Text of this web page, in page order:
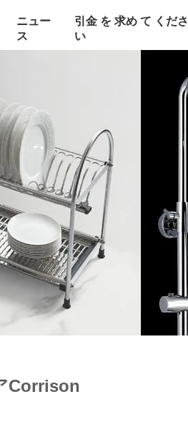
ニュー
ス
引金 を 求め て くださ
い
Corrison